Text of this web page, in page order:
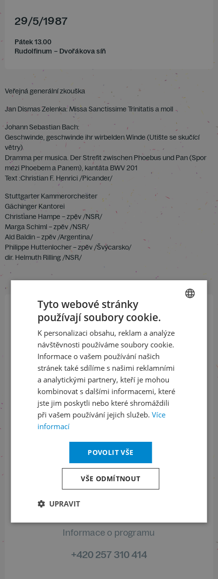
29/5/1987
Pátek 13.00
Rudolfinum – Dvořákova síň
Veřejná generální zkouška
Jan Dismas Zelenka: Missa Sanctissime Trinitatis a moll
Johann Sebastian Bach:
Geschwinde, geschwinde ihr wirbelden Winde (Utište se skučící
větry)
Dramma per musica. Der Strefit zwischen Phoebus und Pan (Spor
mezi Phoebem a Panem), kantáta BWV 201
Text :Christian F. Henrici /Picander/
Stuttgarter Kammerorchester
Gächinger Kantorei
Christiane Hampe – zpěv /NSR/
Marga Schiml – zpěv /NSR/
Ald Baldin – zpěv /Argentina/
Philippe Huttenlocher – zpěv /Švýcarsko/
dir. Helmuth Rilling /NSR/
Přihlaste se k našemu newsletteru
a buďte jako první v obraze
ODEBÍRAT NEWSLETTER
Sledujte nás na sociálních sítích
Informace o stavu objednávek
+420 461 049 232
Informace o programu
+420 257 310 414
ENGLISH
Tyto webové stránky
používají soubory cookie.
K personalizaci obsahu, reklam a analýze
návštěvnosti používáme soubory cookie.
Informace o vašem používání našich
stránek také sdílíme s našimi reklamními
a analytickými partnery, kteří je mohou
kombinovat s dalšími informacemi, které
jste jim poskytli nebo které shromáždili
při vašem používání jejich služeb. Více
informací
POVOLIT VŠE
VŠE ODMÍTNOUT
UPRAVIT